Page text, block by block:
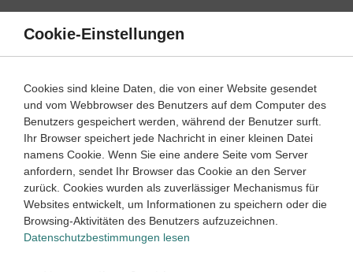
Direkt
Inhalt
Biologie 5. Klasse ‐ Abitur
endokrine Drüsen
endokrine Drüsensind dieHormondrüsen, alsoDrüsen , die
speziellHormonesezernieren
Cookie-Einstellungen
Cookies sind kleine Daten, die von einer Website gesendet
und vom Webbrowser des Benutzers auf dem Computer des
Benutzers gespeichert werden, während der Benutzer surft.
Ihr Browser speichert jede Nachricht in einer kleinen Datei
namens Cookie. Wenn Sie eine andere Seite vom Server
anfordern, sendet Ihr Browser das Cookie an den Server
zurück. Cookies wurden als zuverlässiger Mechanismus für
Websites entwickelt, um Informationen zu speichern oder die
Browsing-Aktivitäten des Benutzers aufzuzeichnen.
Datenschutzbestimmungen lesen